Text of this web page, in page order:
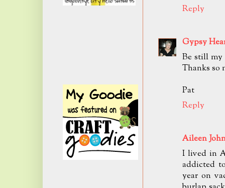
Reply
Gypsy
Be still my
Thanks so
Pat
Reply
Aileen
I lived in
addicted
year on